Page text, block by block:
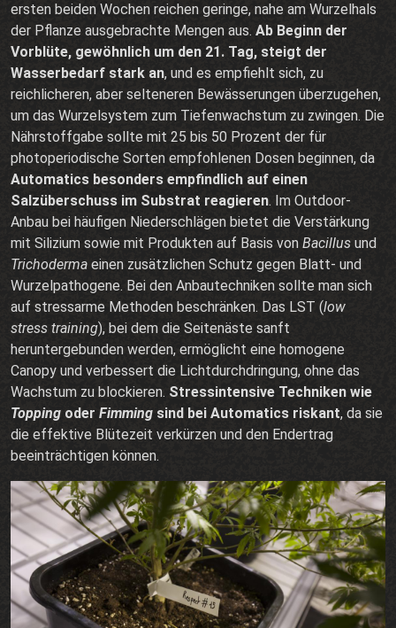
ersten beiden Wochen reichen geringe, nahe am Wurzelhals
der Pflanze ausgebrachte Mengen aus. Ab Beginn der
Vorblüte, gewöhnlich um den 21. Tag, steigt der
Wasserbedarf stark an, und es empfiehlt sich, zu
reichlicheren, aber selteneren Bewässerungen überzugehen,
um das Wurzelsystem zum Tiefenwachstum zu zwingen. Die
Nährstoffgabe sollte mit 25 bis 50 Prozent der für
photoperiodische Sorten empfohlenen Dosen beginnen, da
Automatics besonders empfindlich auf einen
Salzüberschuss im Substrat reagieren. Im Outdoor-
Anbau bei häufigen Niederschlägen bietet die Verstärkung
mit Silizium sowie mit Produkten auf Basis von Bacillus und
Trichoderma einen zusätzlichen Schutz gegen Blatt- und
Wurzelpathogene. Bei den Anbautechniken sollte man sich
auf stressarme Methoden beschränken. Das LST (low
stress training), bei dem die Seitenäste sanft
heruntergebunden werden, ermöglicht eine homogene
Canopy und verbessert die Lichtdurchdringung, ohne das
Wachstum zu blockieren. Stressintensive Techniken wie
Topping oder Fimming sind bei Automatics riskant, da sie
die effektive Blütezeit verkürzen und den Endertrag
beeinträchtigen können.